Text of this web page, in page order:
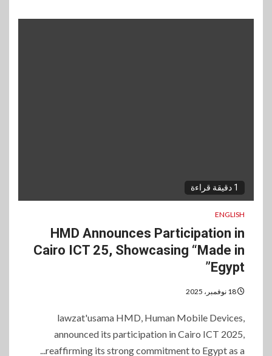
1 دقيقة قراءة
ENGLISH
HMD Announces Participation in
Cairo ICT 25, Showcasing “Made in
Egypt”
lawzat'usama HMD, Human Mobile Devices,
announced its participation in Cairo ICT 2025,
reaffirming its strong commitment to Egypt as a...